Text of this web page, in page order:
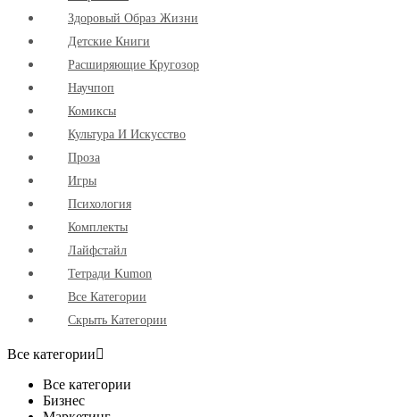
Здоровый Образ Жизни
Детские Книги
Расширяющие Кругозор
Научпоп
Комиксы
Культура И Искусство
Проза
Игры
Психология
Комплекты
Лайфстайл
Тетради Kumon
Все Категории
Скрыть Категории
Все категории
Все категории
Бизнес